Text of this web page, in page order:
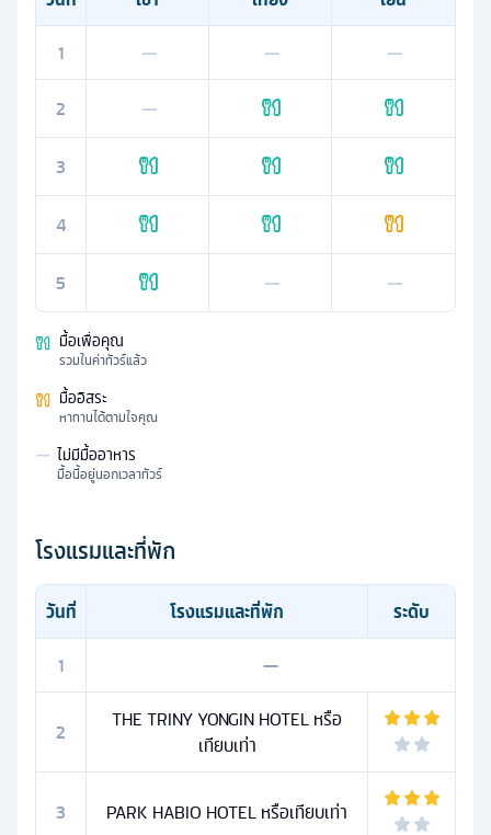
1
— —
—
2
—
3
4
5 — —
มื้อเพื่อคุณ
รวมในค่าทัวร์แล้ว
มื้ออิสระ
หาทานได้ตามใจคุณ
— ไม่มีมื้ออาหาร
มื้อนี้อยู่นอกเวลาทัวร์
โรงแรมและที่พัก
วันที่ โรงแรมและที่พัก
ระดับ
1
—
2
THE TRINY YONGIN HOTEL หรือ
เทียบเท่า
3 PARK HABIO HOTEL หรือเทียบเท่า